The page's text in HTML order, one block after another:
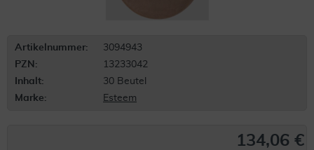
Artikelnummer:
3094943
PZN:
13233042
Inhalt:
30 Beutel
Marke:
Esteem
134,06 €